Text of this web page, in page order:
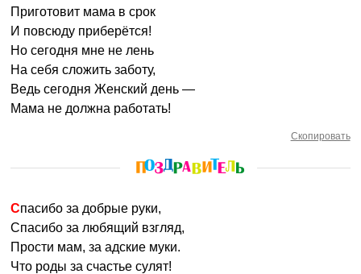
Приготовит мама в срок
И повсюду приберётся!
Но сегодня мне не лень
На себя сложить заботу,
Ведь сегодня Женский день —
Мама не должна работать!
Скопировать
Спасибо за добрые руки,
Спасибо за любящий взгляд,
Прости мам, за адские муки.
Что роды за счастье сулят!